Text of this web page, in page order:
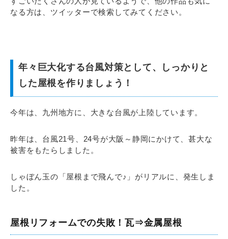
なる方は、ツイッターで検索してみてください。
年々巨大化する台風対策として、しっかりと
した屋根を作りましょう！
今年は、九州地方に、大きな台風が上陸しています。
昨年は、台風21号、24号が大阪～静岡にかけて、甚大な
被害をもたらしました。
しゃぼん玉の「屋根まで飛んで♪」がリアルに、発生しま
した。
屋根リフォームでの失敗！瓦⇒金属屋根